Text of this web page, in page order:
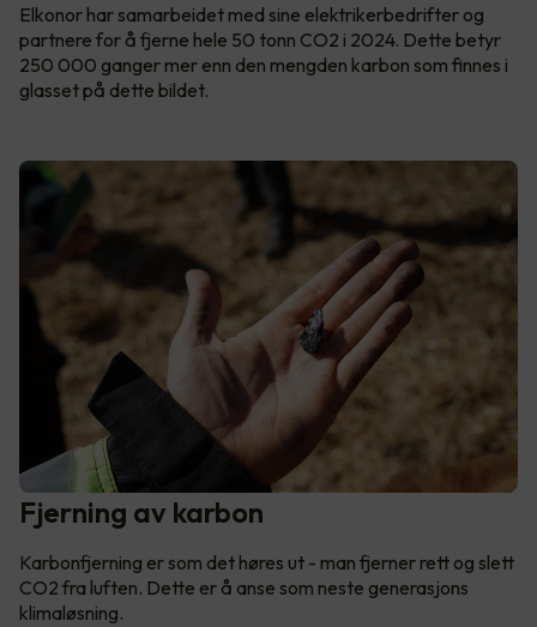
Elkonor har samarbeidet med sine elektrikerbedrifter og
partnere for å fjerne hele 50 tonn CO2 i 2024. Dette betyr
250 000 ganger mer enn den mengden karbon som finnes i
glasset på dette bildet.
Fjerning av karbon
Karbonfjerning er som det høres ut - man fjerner rett og slett
CO2 fra luften. Dette er å anse som neste generasjons
klimaløsning.